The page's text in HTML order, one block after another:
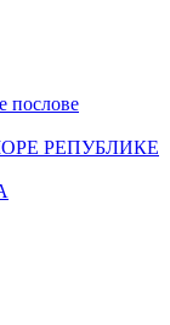
послове
РЕПУБЛИКЕ